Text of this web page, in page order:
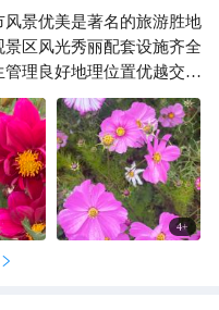
景优美是著名的旅游胜地
区风光秀丽配套设施齐全
理良好地理位置优越交通
4+
